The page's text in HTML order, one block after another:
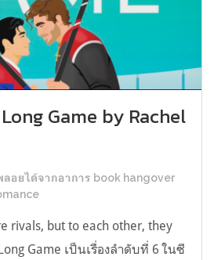
Game by Rachel
ลอยได้จากอาการ book hangover
rivals, but to each other, they
Game เป็นเรื่องลำดับที่ 6 ในซี